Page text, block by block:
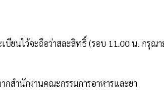
บียนไว้จะถือว่าสละสิทธิ์ (รอบ 11.00 น. กรุณา
กสํานักงานคณะกรรมการอาหารและยา